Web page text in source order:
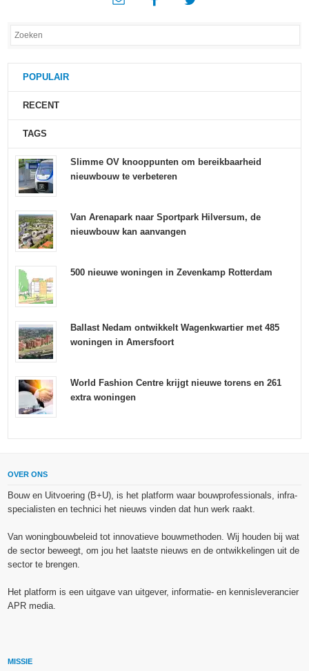
POPULAIR
RECENT
TAGS
Slimme OV knooppunten om bereikbaarheid
nieuwbouw te verbeteren
Van Arenapark naar Sportpark Hilversum, de
nieuwbouw kan aanvangen
500 nieuwe woningen in Zevenkamp Rotterdam
Ballast Nedam ontwikkelt Wagenkwartier met 485
woningen in Amersfoort
World Fashion Centre krijgt nieuwe torens en 261
extra woningen
OVER ONS
Bouw en Uitvoering (B+U), is het platform waar bouwprofessionals, infra-
specialisten en technici het nieuws vinden dat hun werk raakt.
Van woningbouwbeleid tot innovatieve bouwmethoden. Wij houden bij wat
de sector beweegt, om jou het laatste nieuws en de ontwikkelingen uit de
sector te brengen.
Het platform is een uitgave van uitgever, informatie- en kennisleverancier
APR media.
MISSIE